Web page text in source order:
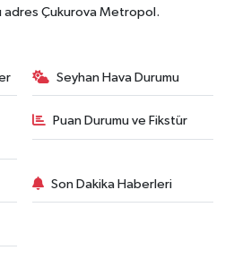
adres Çukurova Metropol.
Seyhan Hava Durumu
Puan Durumu ve Fikstür
Son Dakika Haberleri